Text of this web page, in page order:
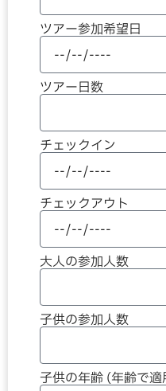
ツアー参加希望日
ツアー日数
チェックイン
チェックアウト
大人の参加人数
子供の参加人数
子供の年齢 (年齢で